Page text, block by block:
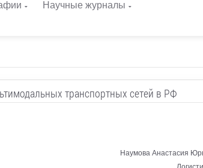
Научные журналы
транспортных сетей в РФ
Наумова Анастасия